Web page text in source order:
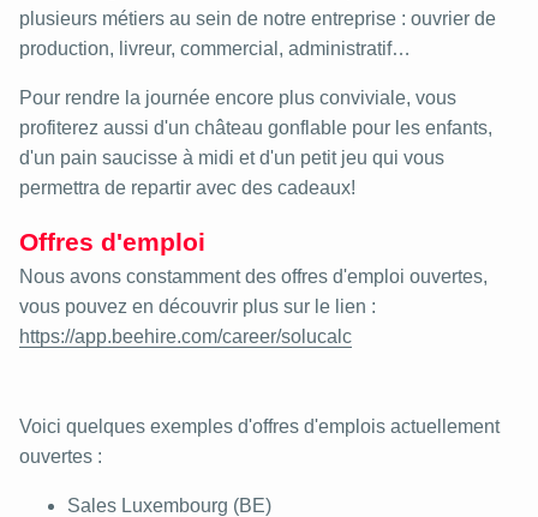
plusieurs métiers au sein de notre entreprise : ouvrier de
production, livreur, commercial, administratif…
Pour rendre la journée encore plus conviviale, vous
profiterez aussi d'un château gonflable pour les enfants,
d'un pain saucisse à midi et d'un petit jeu qui vous
permettra de repartir avec des cadeaux!
Offres d'emploi
Nous avons constamment des offres d'emploi ouvertes,
vous pouvez en découvrir plus sur le lien :
https://app.beehire.com/career/solucalc
Voici quelques exemples d'offres d'emplois actuellement
ouvertes :
Sales Luxembourg (BE)